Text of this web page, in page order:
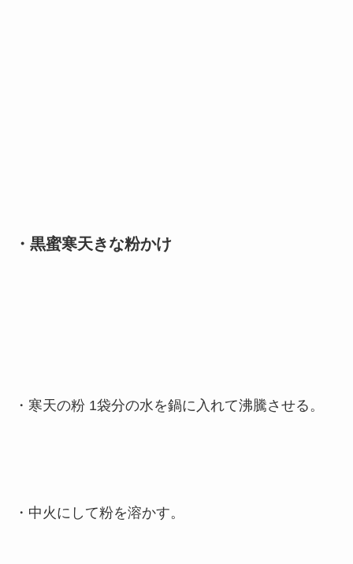
・黒蜜寒天きな粉かけ
・寒天の粉 1袋分の水を鍋に入れて沸騰させる。
・中火にして粉を溶かす。